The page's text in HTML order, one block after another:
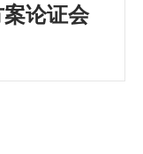
论证会